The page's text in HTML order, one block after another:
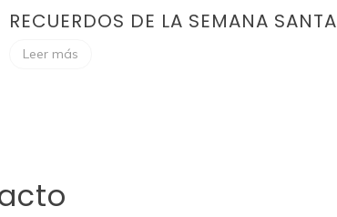
RECUERDOS DE LA SEMANA SANTA
Leer más